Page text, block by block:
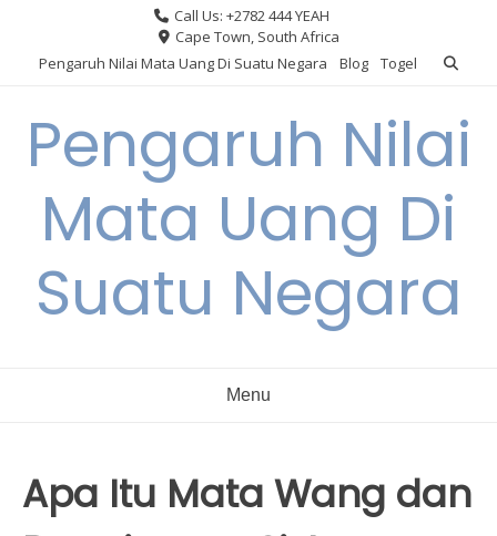
content
Call Us: +2782 444 YEAH
Cape Town, South Africa
Pengaruh Nilai Mata Uang Di Suatu Negara
Blog Togel
Pengaruh Nilai
Mata Uang Di
Suatu Negara
Menu
Apa Itu Mata Wang dan